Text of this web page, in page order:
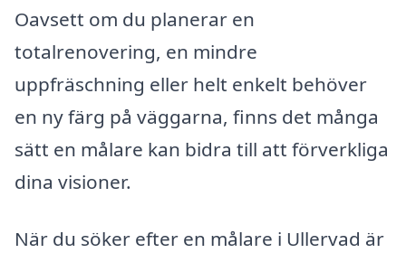
Oavsett om du planerar en
totalrenovering, en mindre
uppfräschning eller helt enkelt behöver
en ny färg på väggarna, finns det många
sätt en målare kan bidra till att förverkliga
dina visioner.
När du söker efter en målare i Ullervad är